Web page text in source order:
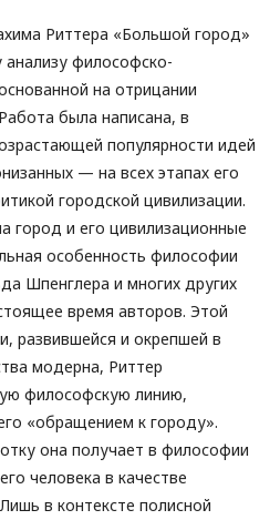
Риттера «Большой город»
философско-
на отрицании
была написана, в
популярности идей
— на всех этапах его
городской цивилизации.
город и его цивилизационные
особенность философии
Шпенглера и многих других
время авторов. Этой
развившейся и окрепшей в
модерна, Риттер
философскую линию,
«обращением к городу».
она получает в философии
человека в качестве
в контексте полисной